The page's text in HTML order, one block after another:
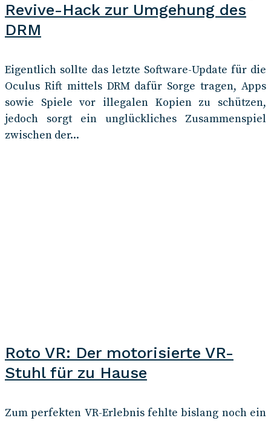
Revive-Hack zur Umgehung des
DRM
Eigentlich sollte das letzte Software-Update für die
Oculus Rift mittels DRM dafür Sorge tragen, Apps
sowie Spiele vor illegalen Kopien zu schützen,
jedoch sorgt ein unglückliches Zusammenspiel
zwischen der...
Roto VR: Der motorisierte VR-
Stuhl für zu Hause
Zum perfekten VR-Erlebnis fehlte bislang noch ein